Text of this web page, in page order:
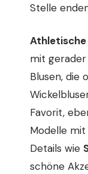
Stelle
mit
Blusen, die
Favorit,
Modelle
Details wie
schöne